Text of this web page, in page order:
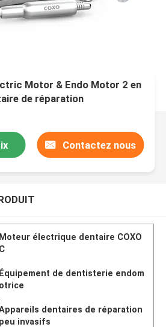
Motor & Endo Motor 2 en
de réparation
avec 1:5 et 6:1 Contr
Contactez nous
Moteur électrique dentaire COXO
C
Équipement de dentisterie endom
otrice
dentaires de réparation
peu invasifs